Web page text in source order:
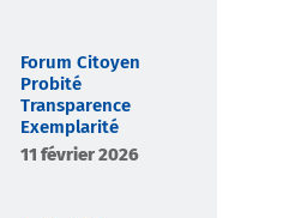
Forum Citoyen
Probité
Transparence
Exemplarité
11 février 2026